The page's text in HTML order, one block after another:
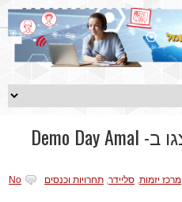
11 מיזמים סוחפים הוצגו ב- Demo Day Amal
מרכז יזמות, סליידר, תחרויות וכנסים
No